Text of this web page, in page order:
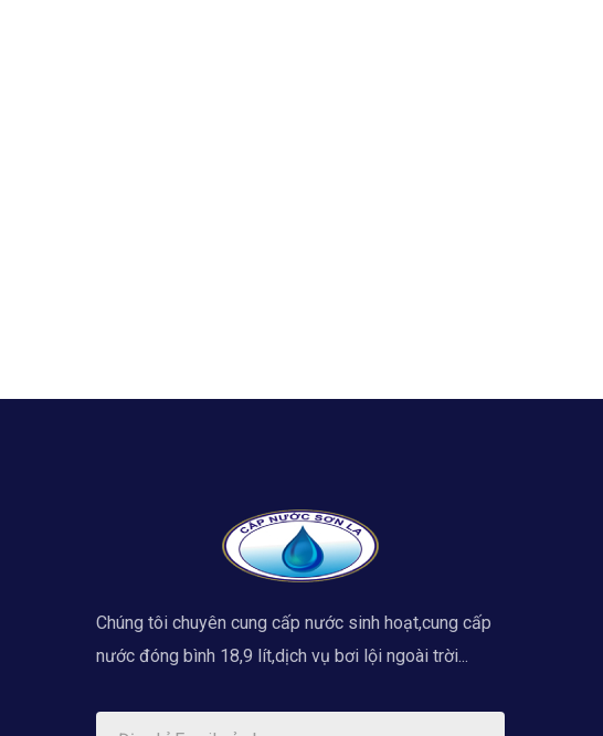
Chúng tôi chuyên cung cấp nước sinh hoạt,cung cấp
nước đóng bình 18,9 lít,dịch vụ bơi lội ngoài trời...